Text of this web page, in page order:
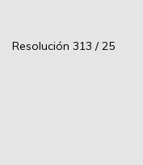
Resolución 313 / 25